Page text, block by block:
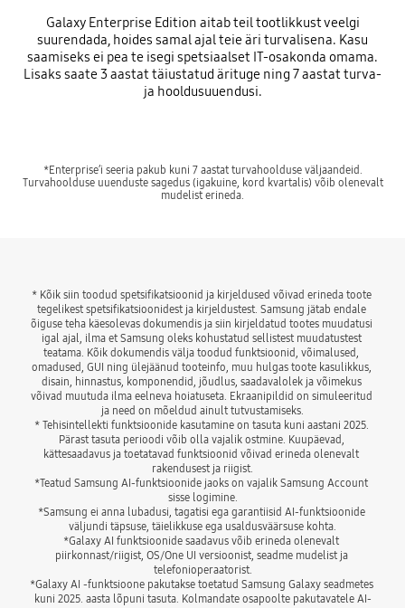
Galaxy Enterprise Edition aitab teil tootlikkust veelgi
suurendada, hoides samal ajal teie äri turvalisena. Kasu
saamiseks ei pea te isegi spetsiaalset IT-osakonda omama.
Lisaks saate 3 aastat täiustatud ärituge ning 7 aastat turva-
ja hooldusuuendusi.
*Enterprise’i seeria pakub kuni 7 aastat turvahoolduse väljaandeid.
Turvahoolduse uuenduste sagedus (igakuine, kord kvartalis) võib olenevalt
mudelist erineda.
* Kõik siin toodud spetsifikatsioonid ja kirjeldused võivad erineda toote
tegelikest spetsifikatsioonidest ja kirjeldustest. Samsung jätab endale
õiguse teha käesolevas dokumendis ja siin kirjeldatud tootes muudatusi
igal ajal, ilma et Samsung oleks kohustatud sellistest muudatustest
teatama. Kõik dokumendis välja toodud funktsioonid, võimalused,
omadused, GUI ning ülejäänud tooteinfo, muu hulgas toote kasulikkus,
disain, hinnastus, komponendid, jõudlus, saadavalolek ja võimekus
võivad muutuda ilma eelneva hoiatuseta. Ekraanipildid on simuleeritud
ja need on mõeldud ainult tutvustamiseks.
* Tehisintellekti funktsioonide kasutamine on tasuta kuni aastani 2025.
Pärast tasuta perioodi võib olla vajalik ostmine. Kuupäevad,
kättesaadavus ja toetatavad funktsioonid võivad erineda olenevalt
rakendusest ja riigist.
*Teatud Samsung AI-funktsioonide jaoks on vajalik Samsung Account
sisse logimine.
*Samsung ei anna lubadusi, tagatisi ega garantiisid AI-funktsioonide
väljundi täpsuse, täielikkuse ega usaldusväärsuse kohta.
*Galaxy AI funktsioonide saadavus võib erineda olenevalt
piirkonnast/riigist, OS/One UI versioonist, seadme mudelist ja
telefonioperaatorist.
*Galaxy AI -funktsioone pakutakse toetatud Samsung Galaxy seadmetes
kuni 2025. aasta lõpuni tasuta. Kolmandate osapoolte pakutavatele AI-